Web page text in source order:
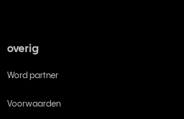
overig
Word partner
Voorwaarden